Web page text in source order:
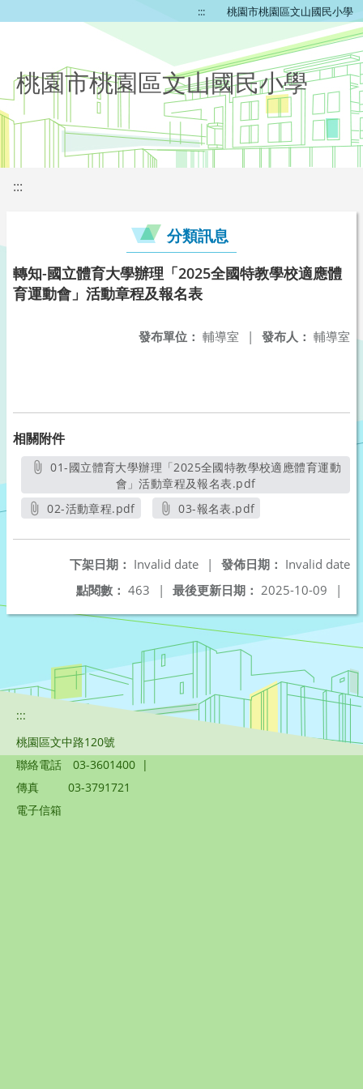
::: 桃園市桃園區文山國民小學
桃園市桃園區文山國民小學
:::
分類訊息
轉知-國立體育大學辦理「2025全國特教學校適應體
育運動會」活動章程及報名表
發布人： 輔導室
發布單位： 輔導室 |
相關附件
01-國立體育大學辦理「2025全國特教學校適應體育運動
會」活動章程及報名表.pdf另開新視窗
02-活動章程.pdf
03-報名表.pdf
發佈日期： Invalid date
下架日期： Invalid date
|
最後更新日期： 2025-10-09 |
點閱數： 463 |
:::
桃園區文中路120號
聯絡電話
03-3601400 |
傳真
03-3791721
電子信箱